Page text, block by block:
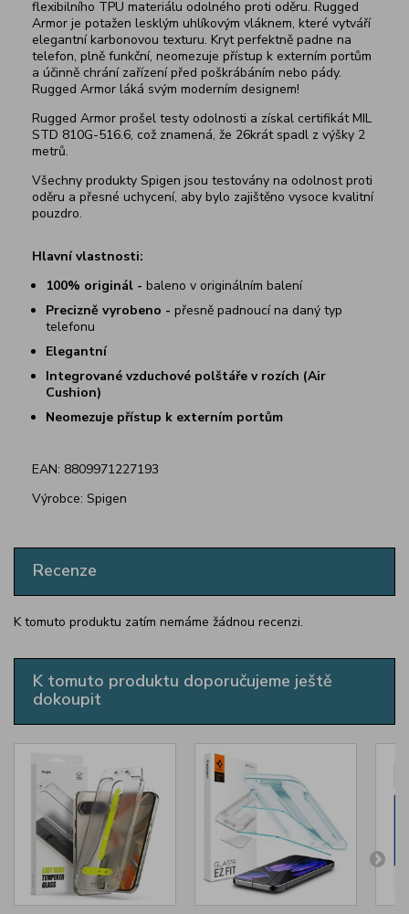
flexibilního TPU materiálu odolného proti oděru. Rugged
Armor je potažen lesklým uhlíkovým vláknem, které vytváří
elegantní karbonovou texturu. Kryt perfektně padne na
telefon, plně funkční, neomezuje přístup k externím portům
a účinně chrání zařízení před poškrábáním nebo pády.
Rugged Armor láká svým moderním designem!
Rugged Armor prošel testy odolnosti a získal certifikát MIL
STD 810G-516.6, což znamená, že 26krát spadl z výšky 2
metrů.
Všechny produkty Spigen jsou testovány na odolnost proti
oděru a přesné uchycení, aby bylo zajištěno vysoce kvalitní
pouzdro.
Hlavní vlastnosti:
100% originál - baleno v originálním balení
Precizně vyrobeno - přesně padnoucí na daný typ
telefonu
Elegantní
Integrované vzduchové polštáře v rozích (Air
Cushion)
Neomezuje přístup k externím portům
EAN: 8809971227193
Výrobce: Spigen
Recenze
K tomuto produktu zatím nemáme žádnou recenzi.
K tomuto produktu doporučujeme ještě
dokoupit